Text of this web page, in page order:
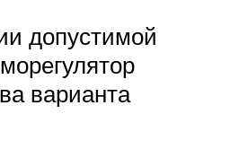
допустимой
варианта